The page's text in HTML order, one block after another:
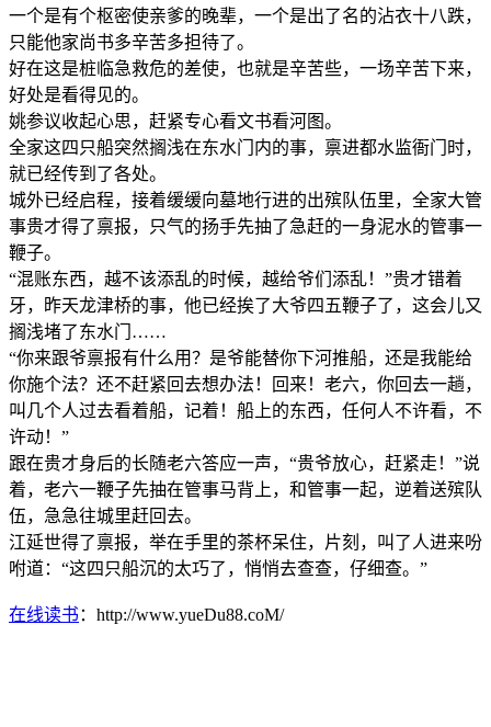
一个是有个枢密使亲爹的晚辈，一个是出了名的沾衣十八跌，
只能他家尚书多辛苦多担待了。
好在这是桩临急救危的差使，也就是辛苦些，一场辛苦下来，
好处是看得见的。
姚参议收起心思，赶紧专心看文书看河图。
全家这四只船突然搁浅在东水门内的事，禀进都水监衙门时，
就已经传到了各处。
城外已经启程，接着缓缓向墓地行进的出殡队伍里，全家大管
事贵才得了禀报，只气的扬手先抽了急赶的一身泥水的管事一
鞭子。
“混账东西，越不该添乱的时候，越给爷们添乱！”贵才错着
牙，昨天龙津桥的事，他已经挨了大爷四五鞭子了，这会儿又
搁浅堵了东水门……
“你来跟爷禀报有什么用？是爷能替你下河推船，还是我能给
你施个法？还不赶紧回去想办法！回来！老六，你回去一趟，
叫几个人过去看着船，记着！船上的东西，任何人不许看，不
许动！”
跟在贵才身后的长随老六答应一声，“贵爷放心，赶紧走！”说
着，老六一鞭子先抽在管事马背上，和管事一起，逆着送殡队
伍，急急往城里赶回去。
江延世得了禀报，举在手里的茶杯呆住，片刻，叫了人进来吩
咐道：“这四只船沉的太巧了，悄悄去查查，仔细查。”
在线读书 ：http://www.yueDu88.coM/